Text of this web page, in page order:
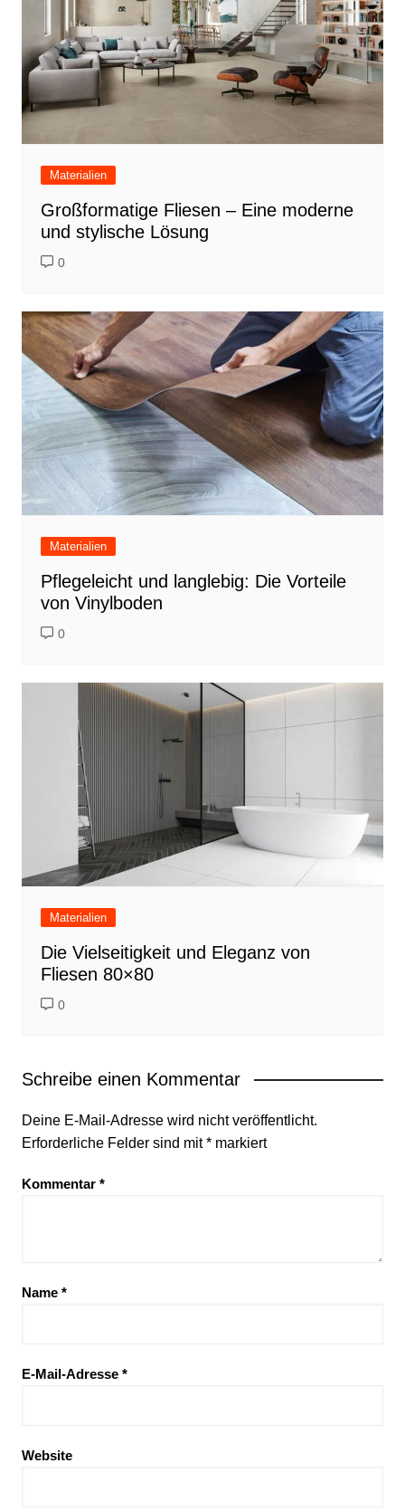
Materialien
Großformatige Fliesen – Eine moderne
und stylische Lösung
0
Materialien
Pflegeleicht und langlebig: Die Vorteile
von Vinylboden
0
Materialien
Die Vielseitigkeit und Eleganz von
Fliesen 80×80
0
Schreibe einen Kommentar
Deine E-Mail-Adresse wird nicht veröffentlicht.
Erforderliche Felder sind mit*markiert
Kommentar *
Name *
E-Mail-Adresse *
Website